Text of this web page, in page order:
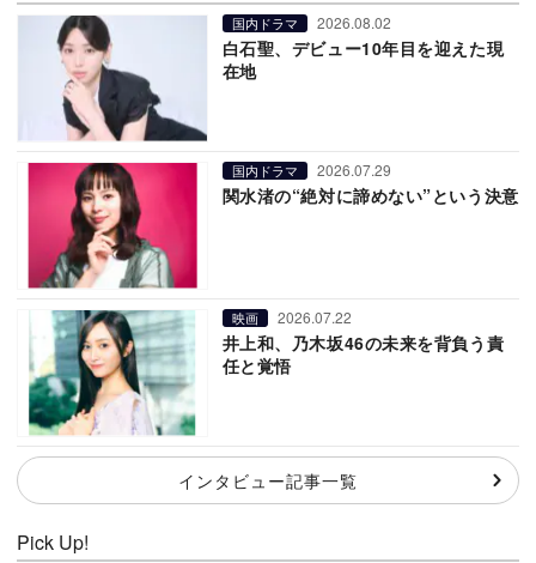
国内ドラマ 2026.08.02
白石聖、デビュー10年目を迎えた現
在地
国内ドラマ 2026.07.29
関水渚の“絶対に諦めない”という決意
映画 2026.07.22
井上和、乃木坂46の未来を背負う責
任と覚悟
インタビュー記事一覧
Pick Up!